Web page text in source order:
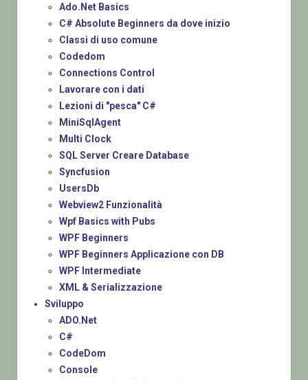
Ado.Net Basics
C# Absolute Beginners da dove inizio
Classi di uso comune
Codedom
Connections Control
Lavorare con i dati
Lezioni di "pesca" C#
MiniSqlAgent
Multi Clock
SQL Server Creare Database
Syncfusion
UsersDb
Webview2 Funzionalità
Wpf Basics with Pubs
WPF Beginners
WPF Beginners Applicazione con DB
WPF Intermediate
XML & Serializzazione
Sviluppo
ADO.Net
C#
CodeDom
Console